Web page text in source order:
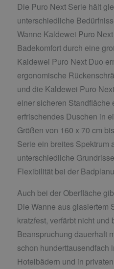
Die Puro Next Serie hält
unterschiedliche
Wanne Kaldewei Puro
Badekomfort durch eine
Kaldewei Puro Next Duo
ergonomische
und die Kaldewei Puro
einer sicheren Standfläche
erfrischendes Duschen in
Größen von 160 x 70 cm
Serie ein breites Spektrum
unterschiedliche
Flexibilität bei der
Auch bei der Oberfläche
Die Wanne aus glasiertem
kratzfest, verfärbt nicht
Beanspruchung dauerhaft
schon hunderttausendfach
Hotelbädern und in